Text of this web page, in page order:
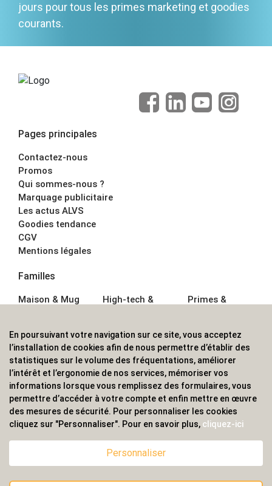
jours pour tous les primes marketing et goodies
courants.
Pages principales
Contactez-nous
Promos
Qui sommes-nous ?
Marquage publicitaire
Les actus ALVS
Goodies tendance
CGV
Mentions légales
Familles
Maison & Mug
Écriture
Bagagerie sacs
High-tech &
Sport &
Outdoor
Enfant
Primes &
Boisson
Textile &
Casquette
Accessoires de
bureau
ALVS, fournisseur d'objets publicitaires, pour les
professionnels. Une implantation nationale, une
couverture internationale.
En poursuivant votre navigation sur ce site, vous acceptez
l’installation de cookies afin de nous permettre d’établir des
statistiques sur le volume des fréquentations, améliorer
l’intérêt et l’ergonomie de nos services, mémoriser vos
informations lorsque vous remplissez des formulaires, vous
permettre d’accéder à votre compte et enfin mettre en œuvre
des mesures de sécurité. Pour personnaliser les cookies
cliquez sur "Personnaliser". Pour en savoir plus, cliquez-ici
Personnaliser